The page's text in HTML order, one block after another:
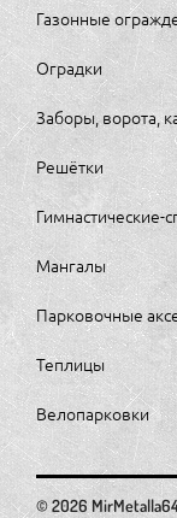
Газонные
Оградки
Заборы, ворота,
Решётки
Гимнастические-
Мангалы
Парковочные
Теплицы
Велопарковки